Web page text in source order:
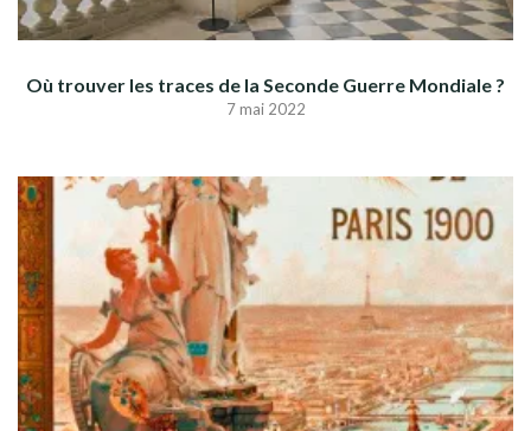
Où trouver les traces de la Seconde Guerre Mondiale ?
7 mai 2022